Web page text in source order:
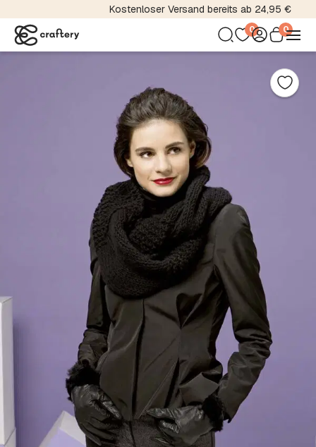
Kostenloser Versand bereits ab 24,95 €
0 0